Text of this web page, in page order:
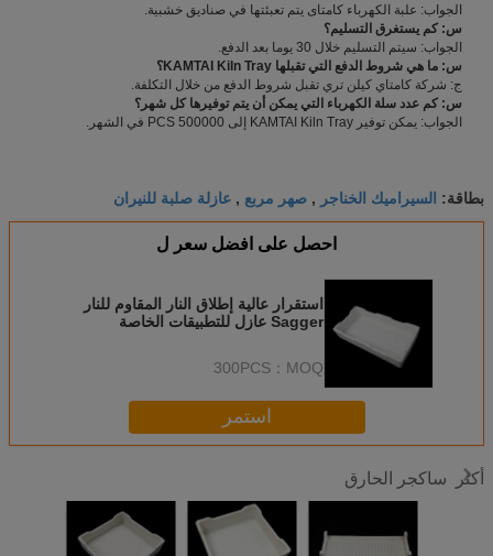
الجواب: علبة الكهرباء كامتاى يتم تعبئتها في صناديق خشبية.
س: كم يستغرق التسليم؟
الجواب: سيتم التسليم خلال 30 يوما بعد الدفع.
س: ما هي شروط الدفع التي تقبلها KAMTAI Kiln Tray؟
ج: شركة كامتاي كيلن تري تقبل شروط الدفع من خلال التكلفة.
س: كم عدد سلة الكهرباء التي يمكن أن يتم توفيرها كل شهر؟
الجواب: يمكن توفير KAMTAI Kiln Tray إلى 500000 PCS في الشهر.
بطاقة: السيراميك الخناجر , صهر مربع , عازلة صلبة للنيران
احصل على افضل سعر ل
استقرار عالية إطلاق النار المقاوم للنار
Sagger عازل للتطبيقات الخاصة
MOQ：
300PCS
استمر
أكثر ساكجر الحارق